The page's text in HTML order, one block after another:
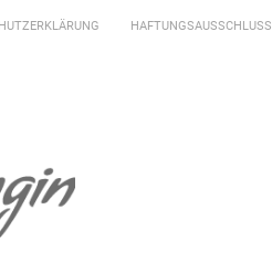
HAFTUNGSAUSSCHLUSS